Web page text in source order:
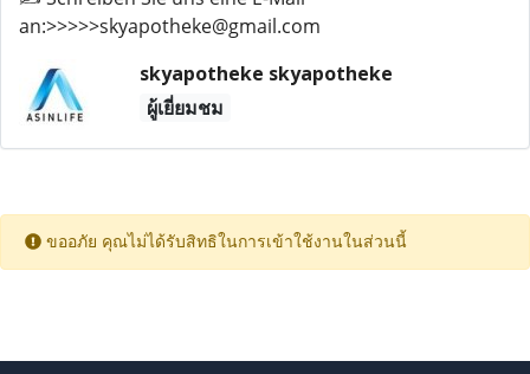
an:>>>>>skyapotheke@gmail.com
skyapotheke skyapotheke
ผู้เยี่ยมชม
ขออภัย คุณไม่ได้รับสิทธิในการเข้าใช้งานในส่วนนี้